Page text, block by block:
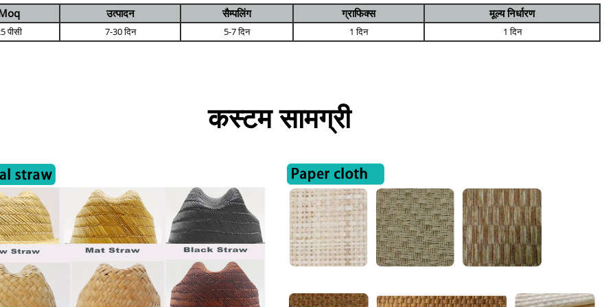
उत्पादन सैम्पलिंग ग्राफिक्स मूल्य निर्धारण
पीसी 7-30 दिन 5-7 दिन 1 दिन 1 दिन
कस्टम सामग्री